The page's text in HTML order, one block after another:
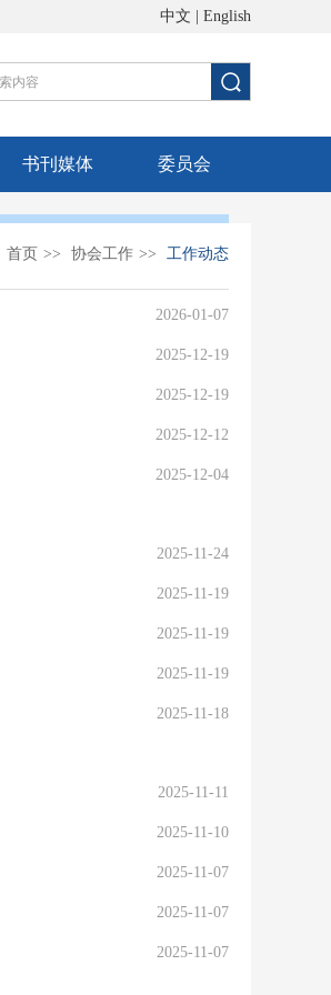
中文 English
书刊媒体 委员会
首页 >> 协会工作 >> 工作动态
2026-01-07
2025-12-19
2025-12-19
2025-12-12
2025-12-04
2025-11-24
2025-11-19
2025-11-19
2025-11-19
2025-11-18
2025-11-11
2025-11-10
2025-11-07
2025-11-07
2025-11-07